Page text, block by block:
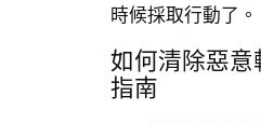
時候採取行動了。
如何清除惡意
指南